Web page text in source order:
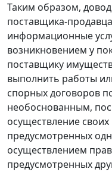
Таким образом,
поставщика-
информационные
возникновением у
поставщику
выполнить работы
спорных договоров
необоснованным,
осуществление
предусмотренных
осуществлением
предусмотренных